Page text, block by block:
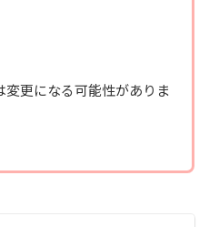
更になる可能性がありま